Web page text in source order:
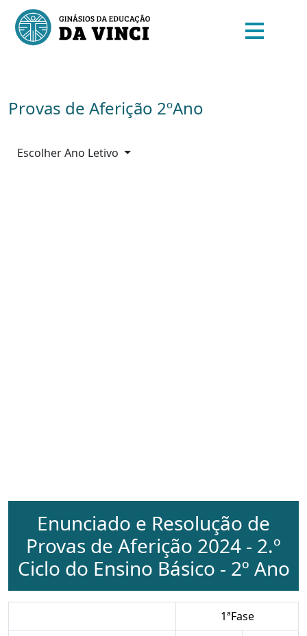
Provas de Aferição 2ºAno
Escolher Ano Letivo
Enunciado e Resolução de
Provas de Aferição 2024 - 2.º
Ciclo do Ensino Básico - 2º Ano
1ªFase